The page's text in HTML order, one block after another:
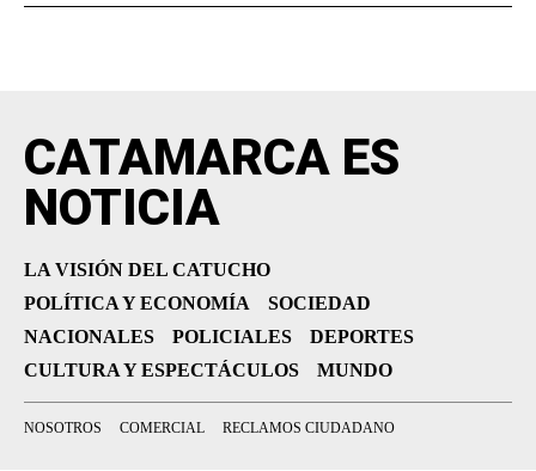
CATAMARCA ES
NOTICIA
LA VISIÓN DEL CATUCHO
POLÍTICA Y ECONOMÍA
SOCIEDAD
NACIONALES
POLICIALES
DEPORTES
CULTURA Y ESPECTÁCULOS
MUNDO
NOSOTROS COMERCIAL RECLAMOS CIUDADANO